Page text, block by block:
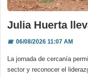
Julia Huerta
📅06/08/2026 11:07 AM
La jornada de cercanía
sector y reconocer el